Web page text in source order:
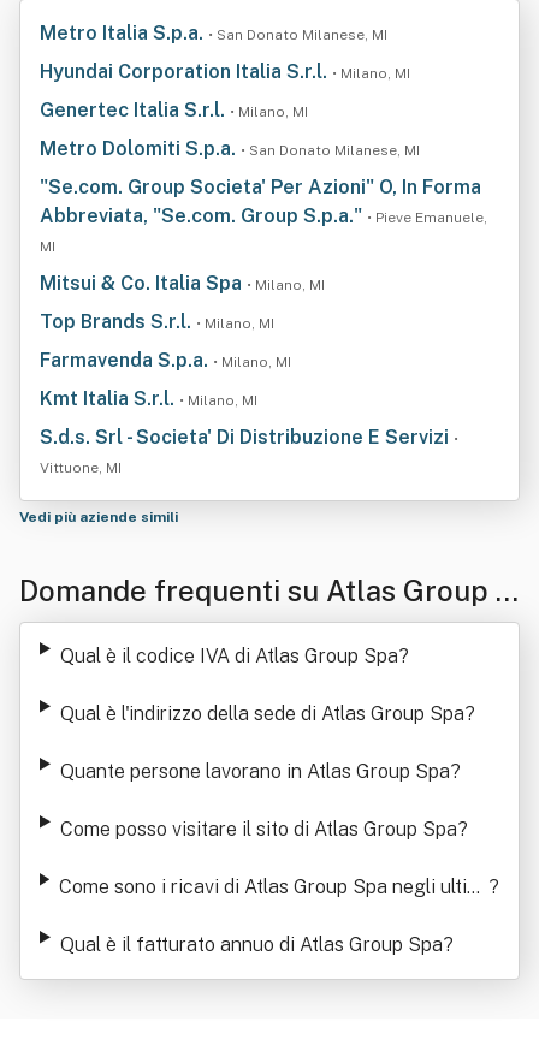
Metro Italia S.p.a. • San Donato Milanese, MI
Hyundai Corporation Italia S.r.l. • Milano, MI
Genertec Italia S.r.l. • Milano, MI
Metro Dolomiti S.p.a. • San Donato Milanese, MI
"Se.com. Group Societa' Per Azioni" O, In Forma
Abbreviata, "Se.com. Group S.p.a." • Pieve Emanuele,
MI
Mitsui & Co. Italia Spa • Milano, MI
Top Brands S.r.l. • Milano, MI
Farmavenda S.p.a. • Milano, MI
Kmt Italia S.r.l. • Milano, MI
S.d.s. Srl - Societa' Di Distribuzione E Servizi •
Vittuone, MI
Vedi più aziende simili
Domande frequenti su Atlas Group S
pa
Qual è il codice IVA di Atlas Group Spa?
Qual è l'indirizzo della sede di Atlas Group Spa?
Quante persone lavorano in Atlas Group Spa?
Come posso visitare il sito di Atlas Group Spa?
Come sono i ricavi di Atlas Group Spa negli ultimi ?
Qual è il fatturato annuo di Atlas Group Spa?